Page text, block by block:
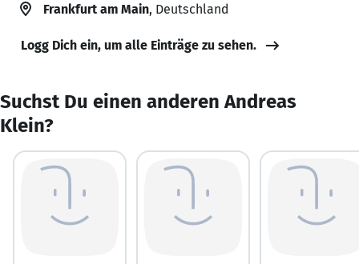
Frankfurt am Main, Deutschland
Logg Dich ein, um alle Einträge zu sehen.
Suchst Du einen anderen Andreas
Klein?